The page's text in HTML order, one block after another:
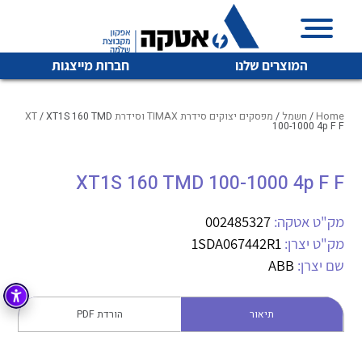
המוצרים שלנו חברות מייצגות
איכות | שרות | זמינות
והפצה של מוצרי
מיתוג, בקרה , ואינסטלציה חשמלית ופעילה ב7 תחומים:
חשמל מיתוג ואינסטלציה חשמלית
בקרה
זיווד
לכל מוצרי היצרן לכל מוצרי היצרן
לכל מוצרי היצרן לכל מוצרי היצרן
Home
/ חשמל / מפסקים יצוקים סידרת TIMAX וסידרת XT / XT1S 160 TMD
100-1000 4p F F
XT1S 160 TMD 100-1000 4p F F
מק"ט אטקה: 002485327
מק"ט יצרן: 1SDA067442R1
שם יצרן: ABB
תיאור הורדת PDF